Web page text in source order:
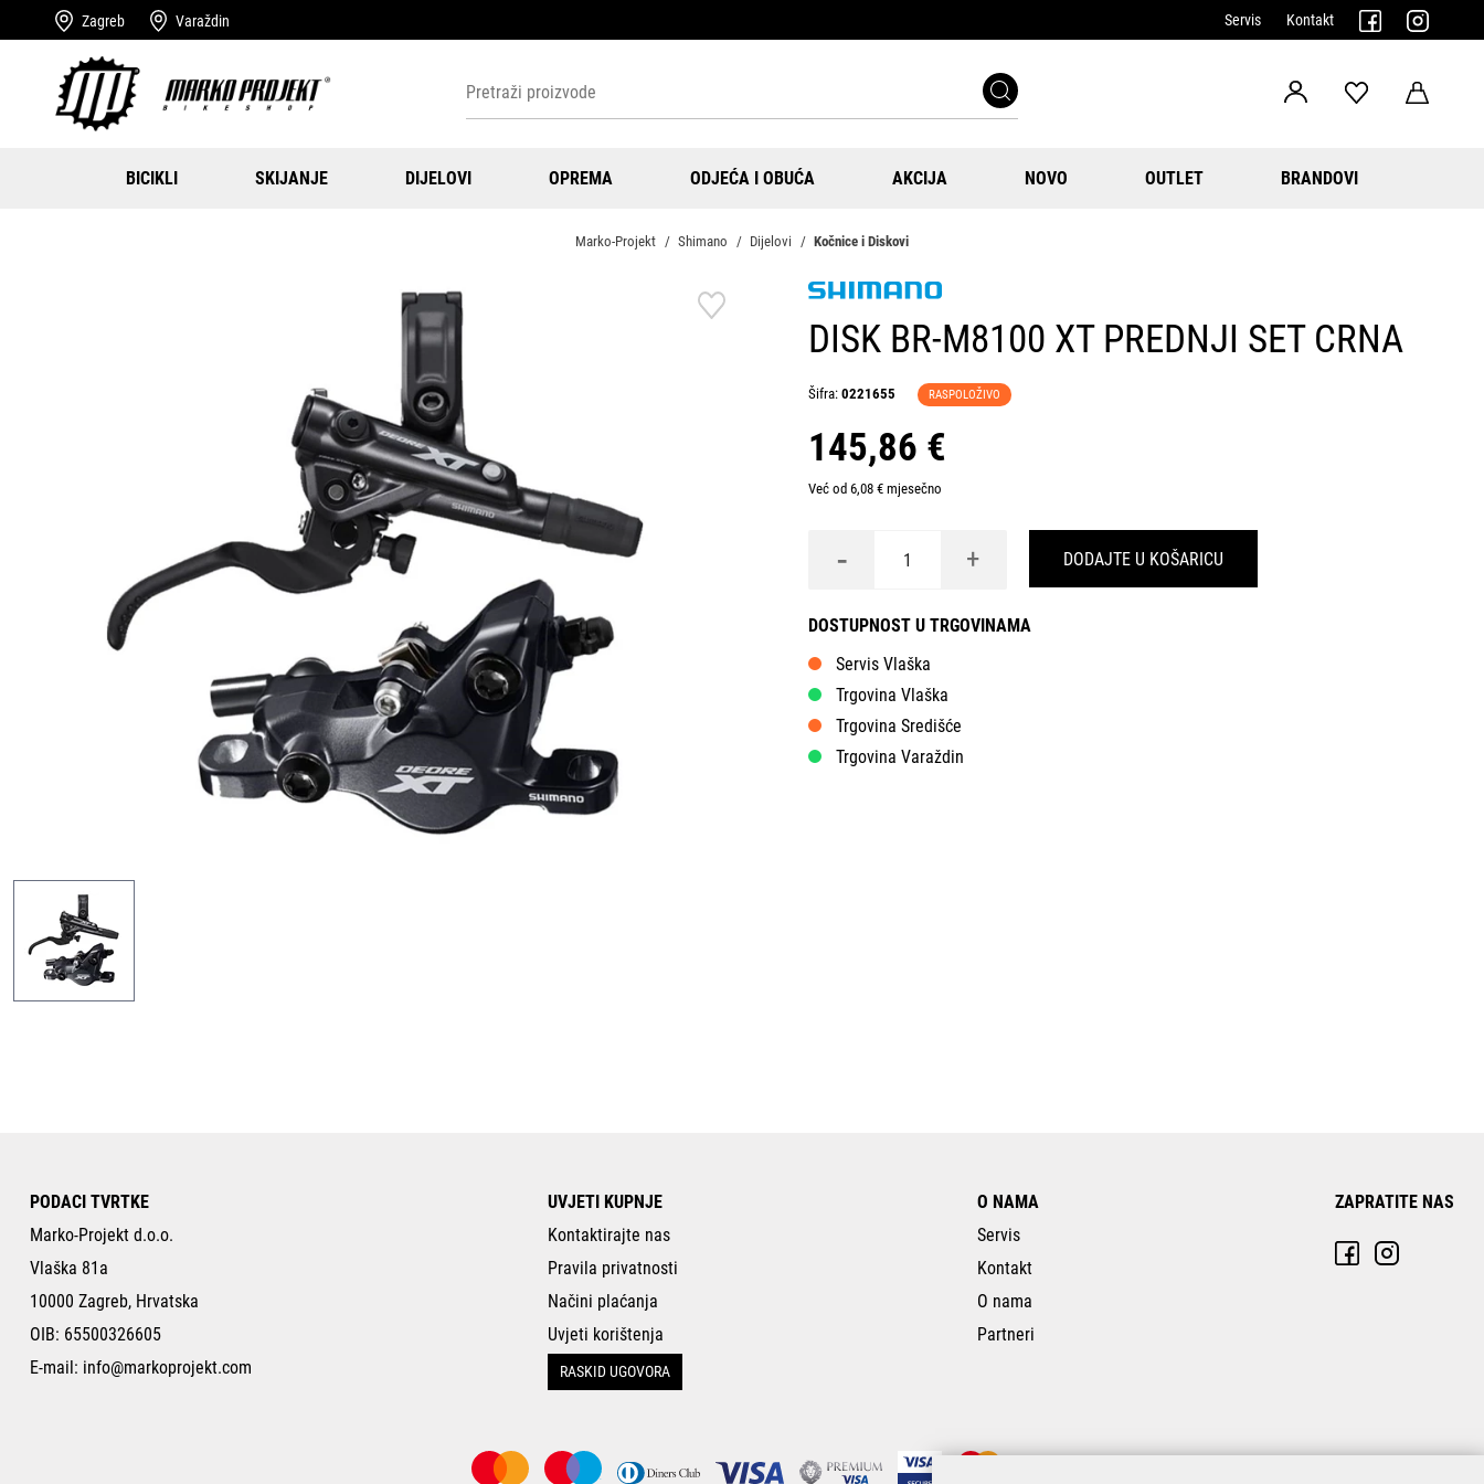
Zagreb Varaždin Servis Kontakt
BICIKLI SKIJANJE DIJELOVI OPREMA ODJEĆA I OBUĆA AKCIJA NOVO OUTLET BRANDOVI
Marko-Projekt Shimano Dijelovi Kočnice i Diskovi
DISK BR-M8100 XT PREDNJI SET CRNA
Šifra: 0221655 RASPOLOŽIVO
145,86 €
Već od 6,08 € mjesečno
- + DODAJTE U KOŠARICU
DOSTUPNOST U TRGOVINAMA
Servis Vlaška
Trgovina Vlaška
Trgovina Središće
Trgovina Varaždin
PODACI TVRTKE
Marko-Projekt d.o.o.
Vlaška 81a
10000 Zagreb, Hrvatska
OIB: 65500326605
E-mail: info@markoprojekt.com
UVJETI KUPNJE
Kontaktirajte nas
Pravila privatnosti
Načini plaćanja
Uvjeti korištenja
RASKID UGOVORA
O NAMA
Servis
Kontakt
O nama
Partneri
ZAPRATITE NAS